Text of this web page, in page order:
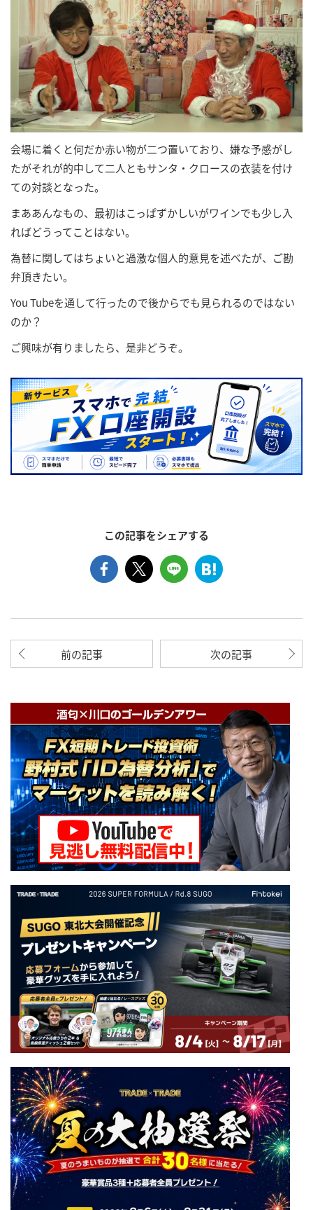
会場に着くと何だか赤い物が二つ置いており、嫌な予感がし
たがそれが的中して二人ともサンタ・クロースの衣装を付け
ての対談となった。
まああんなもの、最初はこっぱずかしいがワインでも少し入
ればどうってことはない。
為替に関してはちょいと過激な個人的意見を述べたが、ご勘
弁頂きたい。
You Tubeを通して行ったので後からでも見られるのではない
のか？
ご興味が有りましたら、是非どうぞ。
この記事をシェアする
前の記事 次の記事